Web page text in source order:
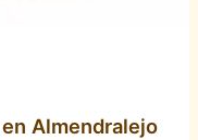
Almendralejo